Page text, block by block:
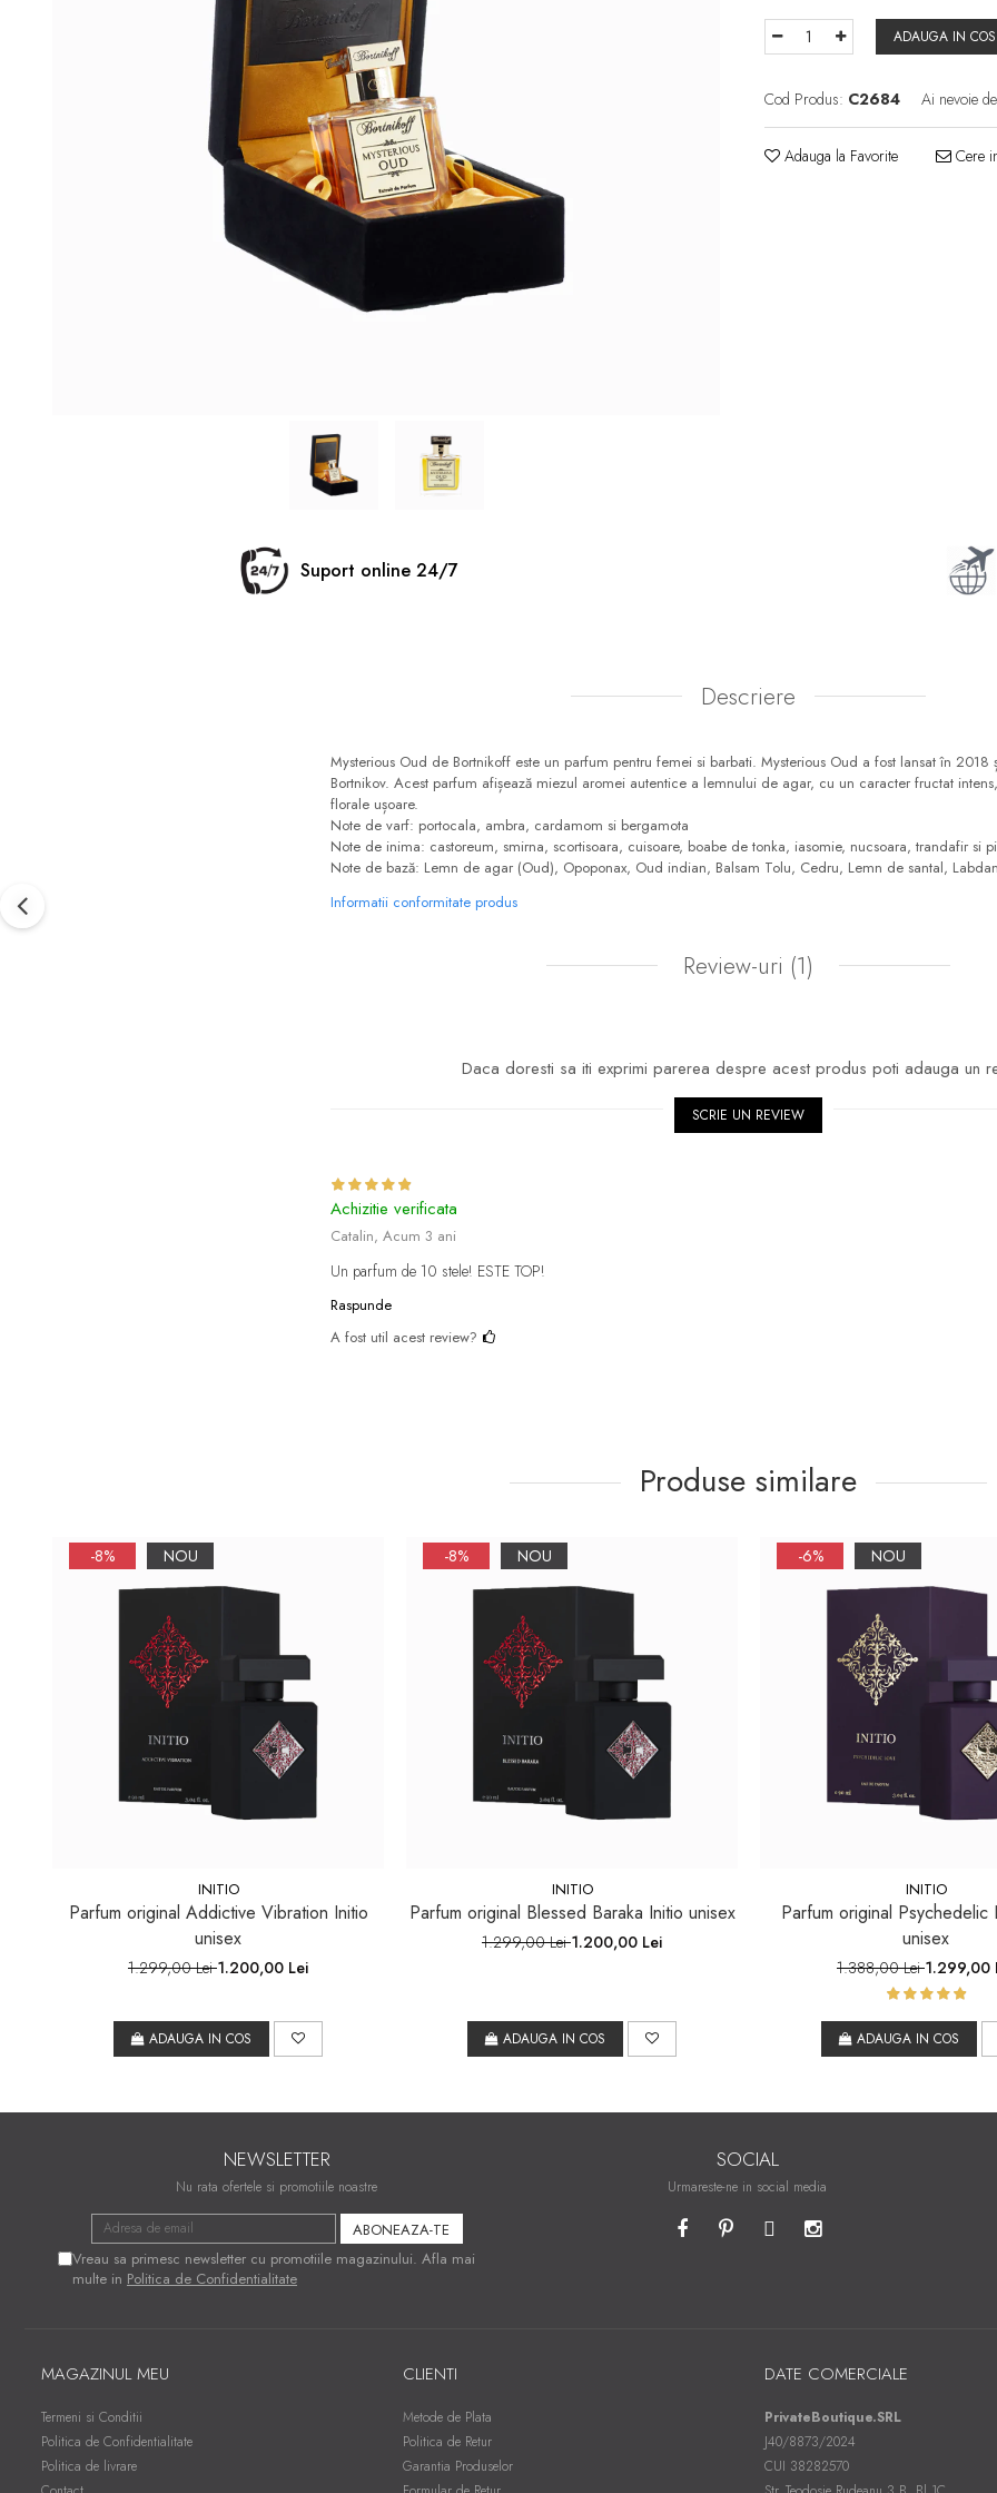
ADAUGA IN COS
Cod Produs: C2684 Ai nevoie
Adauga la Favorite Cere
Suport online 24/7
Descriere
Mysterious Oud de Bortnikoff este un parfum pentru femei si barbati. Mysterious Oud a fost lansat în 2018
Bortnikov. Acest parfum afișează miezul aromei autentice a lemnului de agar, cu un caracter fructat
florale ușoare.
Note de varf: portocala, ambra, cardamom si bergamota
Note de inima: castoreum, smirna, scortisoara, cuisoare, boabe de tonka, iasomie, nucsoara, trandafir si
Note de bază: Lemn de agar (Oud), Opoponax, Oud indian, Balsam Tolu, Cedru, Lemn de santal,
Informatii conformitate produs
Review-uri (1)
Daca doresti sa iti exprimi parerea despre acest produs poti adauga un
SCRIE UN REVIEW
Achizitie verificata
Catalin, Acum 3 ani
Un parfum de 10 stele! ESTE TOP!
Raspunde
A fost util acest review?
Produse similare
-8% NOU
INITIO
Parfum original Addictive Vibration Initio
unisex
1.299,00 Lei1.200,00 Lei
ADAUGA IN COS
-8% NOU
INITIO
Parfum original Blessed Baraka Initio unisex
1.299,00 Lei1.200,00 Lei
ADAUGA IN COS
-6% NOU
INITIO
Parfum original Psychedelic
unisex
1.388,00 Lei1.299,00
ADAUGA IN COS
NEWSLETTER
Nu rata ofertele si promotiile noastre
Vreau sa primesc newsletter cu promotiile magazinului. Afla mai
multe in Politica de Confidentialitate
SOCIAL
Urmareste-ne in social media
MAGAZINUL MEU
Termeni si Conditii
Politica de Confidentialitate
Politica de livrare
CLIENTI
Metode de Plata
Politica de Retur
Garantia Produselor
DATE COMERCIALE
PrivateBoutique.SRL
J40/8873/2024
CUI 38282570